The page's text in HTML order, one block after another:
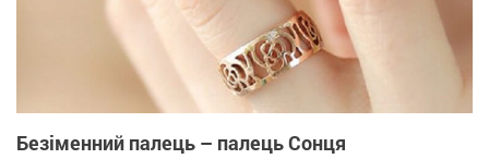
Безіменний палець – палець Сонця